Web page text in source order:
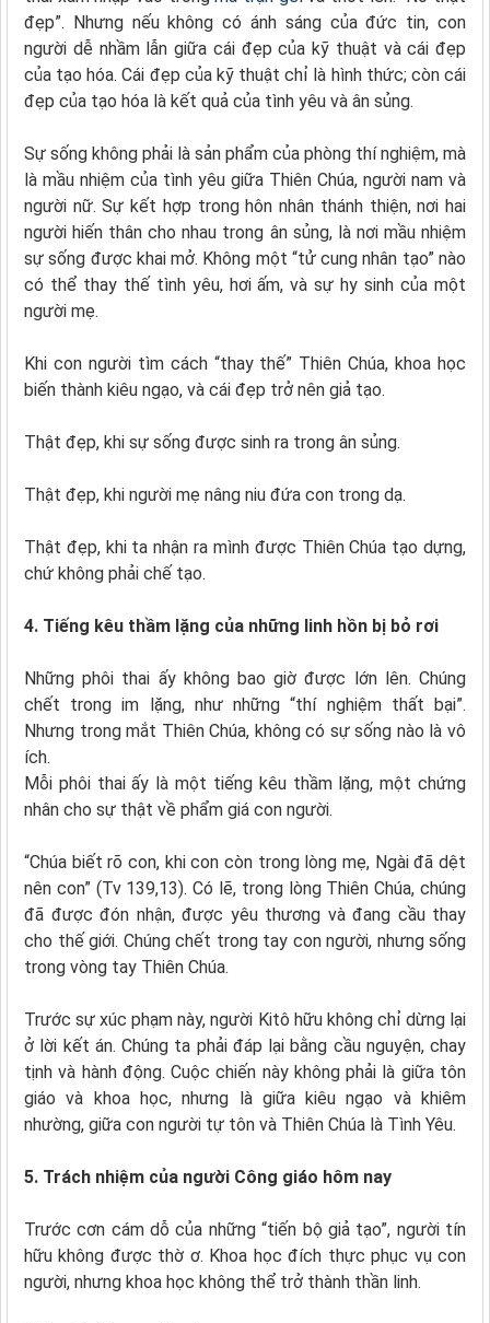
đẹp”. Nhưng nếu không có ánh sáng của đức tin, con
người dễ nhầm lẫn giữa cái đẹp của kỹ thuật và cái đẹp
của tạo hóa. Cái đẹp của kỹ thuật chỉ là hình thức; còn cái
đẹp của tạo hóa là kết quả của tình yêu và ân sủng.
Sự sống không phải là sản phẩm của phòng thí nghiệm, mà
là mầu nhiệm của tình yêu giữa Thiên Chúa, người nam và
người nữ. Sự kết hợp trong hôn nhân thánh thiện, nơi hai
người hiến thân cho nhau trong ân sủng, là nơi mầu nhiệm
sự sống được khai mở. Không một “tử cung nhân tạo” nào
có thể thay thế tình yêu, hơi ấm, và sự hy sinh của một
người mẹ.
Khi con người tìm cách “thay thế” Thiên Chúa, khoa học
biến thành kiêu ngạo, và cái đẹp trở nên giả tạo.
Thật đẹp, khi sự sống được sinh ra trong ân sủng.
Thật đẹp, khi người mẹ nâng niu đứa con trong dạ.
Thật đẹp, khi ta nhận ra mình được Thiên Chúa tạo dựng,
chứ không phải chế tạo.
4. Tiếng kêu thầm lặng của những linh hồn bị bỏ rơi
Những phôi thai ấy không bao giờ được lớn lên. Chúng
chết trong im lặng, như những “thí nghiệm thất bại”.
Nhưng trong mắt Thiên Chúa, không có sự sống nào là vô
ích.
Mỗi phôi thai ấy là một tiếng kêu thầm lặng, một chứng
nhân cho sự thật về phẩm giá con người.
“Chúa biết rõ con, khi con còn trong lòng mẹ, Ngài đã dệt
nên con” (Tv 139,13). Có lẽ, trong lòng Thiên Chúa, chúng
đã được đón nhận, được yêu thương và đang cầu thay
cho thế giới. Chúng chết trong tay con người, nhưng sống
trong vòng tay Thiên Chúa.
Trước sự xúc phạm này, người Kitô hữu không chỉ dừng lại
ở lời kết án. Chúng ta phải đáp lại bằng cầu nguyện, chay
tịnh và hành động. Cuộc chiến này không phải là giữa tôn
giáo và khoa học, nhưng là giữa kiêu ngạo và khiêm
nhường, giữa con người tự tôn và Thiên Chúa là Tình Yêu.
5. Trách nhiệm của người Công giáo hôm nay
Trước cơn cám dỗ của những “tiến bộ giả tạo”, người tín
hữu không được thờ ơ. Khoa học đích thực phục vụ con
người, nhưng khoa học không thể trở thành thần linh.